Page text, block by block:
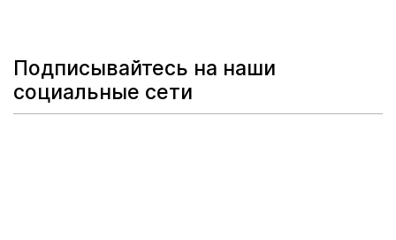
Подписывайтесь на наши
социальные сети